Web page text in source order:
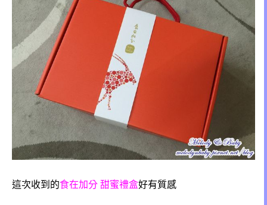
這次收到的食在加分 甜蜜禮盒好有質感